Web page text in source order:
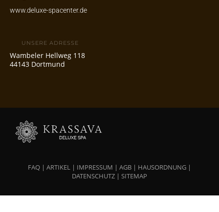
www.deluxe-spacenter.de
UNSERE ADRESSE
Wambeler Hellweg 118
44143 Dortmund
FAQ | ARTIKEL | IMPRESSUM | AGB | HAUSORDNUNG |
DATENSCHUTZ | SITEMAP